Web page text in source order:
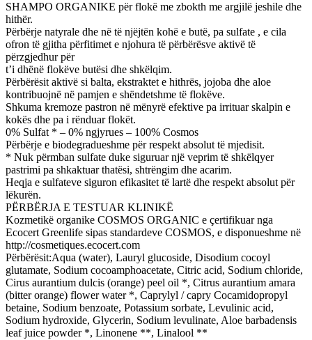
SHAMPO ORGANIKE për flokë me zbokth me argjilë jeshile dhe
hithër.
Përbërje natyrale dhe në të njëjtën kohë e butë, pa sulfate , e cila
ofron të gjitha përfitimet e njohura të përbërësve aktivë të
përzgjedhur për
t’i dhënë flokëve butësi dhe shkëlqim.
Përbërësit aktivë si balta, ekstraktet e hithrës, jojoba dhe aloe
kontribuojnë në pamjen e shëndetshme të flokëve.
Shkuma kremoze pastron në mënyrë efektive pa irrituar skalpin e
kokës dhe pa i rënduar flokët.
0% Sulfat * – 0% ngjyrues – 100% Cosmos
Përbërje e biodegradueshme për respekt absolut të mjedisit.
* Nuk përmban sulfate duke siguruar një veprim të shkëlqyer
pastrimi pa shkaktuar thatësi, shtrëngim dhe acarim.
Heqja e sulfateve siguron efikasitet të lartë dhe respekt absolut për
lëkurën.
PËRBËRJA E TESTUAR KLINIKË
Kozmetikë organike COSMOS ORGANIC e çertifikuar nga
Ecocert Greenlife sipas standardeve COSMOS, e disponueshme në
http://cosmetiques.ecocert.com
Përbërësit:Aqua (water), Lauryl glucoside, Disodium cocoyl
glutamate, Sodium cocoamphoacetate, Citric acid, Sodium chloride,
Cirus aurantium dulcis (orange) peel oil *, Citrus aurantium amara
(bitter orange) flower water *, Caprylyl / capry Cocamidopropyl
betaine, Sodium benzoate, Potassium sorbate, Levulinic acid,
Sodium hydroxide, Glycerin, Sodium levulinate, Aloe barbadensis
leaf juice powder *, Linonene **, Linalool **